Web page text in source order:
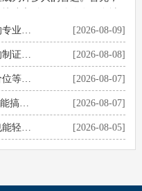
有需求，在短时间内就能
全国24小时证件制作：优质高效的专业服务 [2026-08-09]
全国24小时证件制作：专业高效的制证服务 [2026-08-08]
全国24小时证件制作服务，超低价位等你来！ [2026-08-07]
超棒的证件制作服务，50/100元就能搞定！ [2026-08-07]
全国24小时证件制作服务，本地也能轻松搞定 [2026-08-05]